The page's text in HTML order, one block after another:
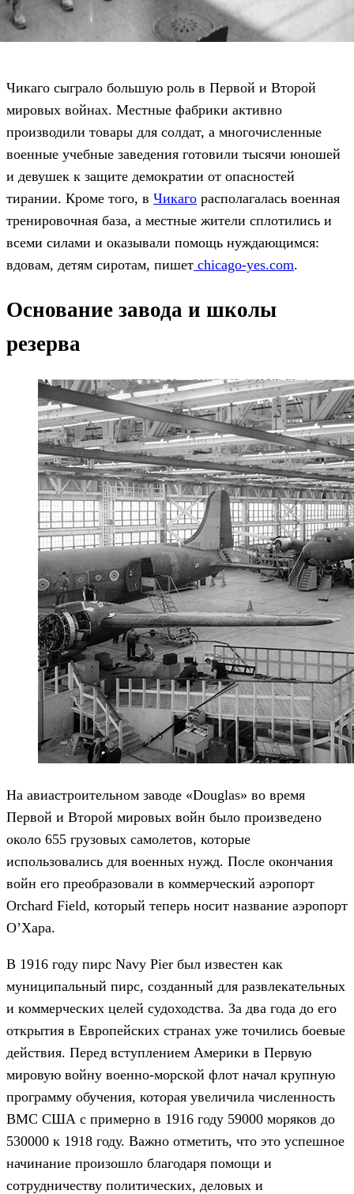
Чикаго сыграло большую роль в Первой и Второй
мировых войнах. Местные фабрики активно
производили товары для солдат, а многочисленные
военные учебные заведения готовили тысячи юношей
и девушек к защите демократии от опасностей
тирании. Кроме того, в Чикаго располагалась военная
тренировочная база, а местные жители сплотились и
всеми силами и оказывали помощь нуждающимся:
вдовам, детям сиротам, пишет chicago-yes.com.
Основание завода и школы
резерва
На авиастроительном заводе «Douglas» во время
Первой и Второй мировых войн было произведено
около 655 грузовых самолетов, которые
использовались для военных нужд. После окончания
войн его преобразовали в коммерческий аэропорт
Orchard Field, который теперь носит название аэропорт
О’Хара.
В 1916 году пирс Navy Pier был известен как
муниципальный пирс, созданный для развлекательных
и коммерческих целей судоходства. За два года до его
открытия в Европейских странах уже точились боевые
действия. Перед вступлением Америки в Первую
мировую войну военно-морской флот начал крупную
программу обучения, которая увеличила численность
ВМС США с примерно в 1916 году 59000 моряков до
530000 к 1918 году. Важно отметить, что это успешное
начинание произошло благодаря помощи и
сотрудничеству политических, деловых и